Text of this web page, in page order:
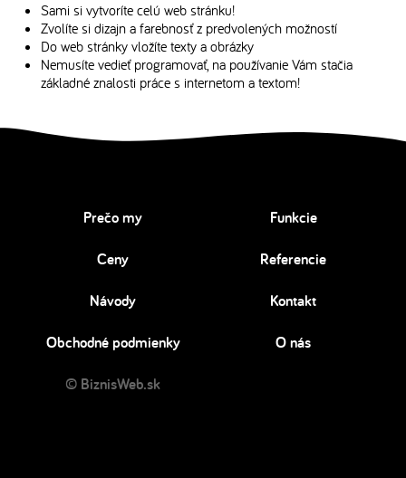
Sami si vytvoríte celú web stránku!
Zvolíte si dizajn a farebnosť z predvolených možností
Do web stránky vložíte texty a obrázky
Nemusíte vedieť programovať, na používanie Vám stačia
základné znalosti práce s internetom a textom!
Prečo my Funkcie
Ceny Referencie
Návody Kontakt
Obchodné podmienky O nás
© BiznisWeb.sk